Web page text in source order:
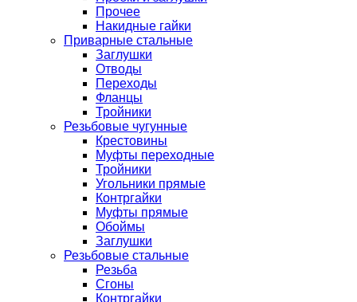
Прочее
Накидные гайки
Приварные стальные
Заглушки
Отводы
Переходы
Фланцы
Тройники
Резьбовые чугунные
Крестовины
Муфты переходные
Тройники
Угольники прямые
Контргайки
Муфты прямые
Обоймы
Заглушки
Резьбовые стальные
Резьба
Сгоны
Контргайки